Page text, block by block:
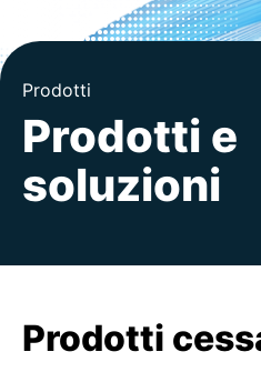
Servizio di assistenza
Impresa
Contatto
Nord America
Prodotti
Prodotti e
soluzioni
Prodotti